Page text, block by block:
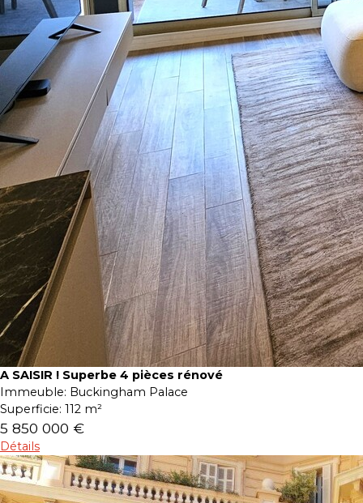
A SAISIR ! Superbe 4 pièces rénové
Immeuble: Buckingham Palace
Superficie: 112 m²
5 850 000 €
Détails